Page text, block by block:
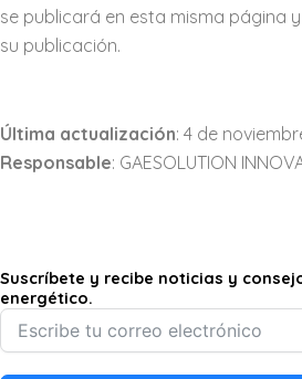
se publicará en esta misma página
su publicación.
Última actualización: 4 de
Responsable: GAESOLUTION
Suscríbete y recibe noticias y
energético.